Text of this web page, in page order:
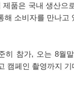
품은 국내 생산
소비자를 만나
참가, 오는 8월
캠페인 촬영까지